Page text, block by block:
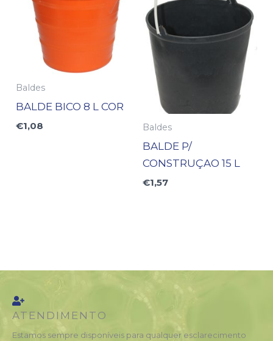
Baldes
BALDE BICO 8 L COR
€1,08 Baldes
BALDE P/
CONSTRUÇAO 15 L
€1,57
ATENDIMENTO
Estamos sempre disponíveis para qualquer esclarecimento